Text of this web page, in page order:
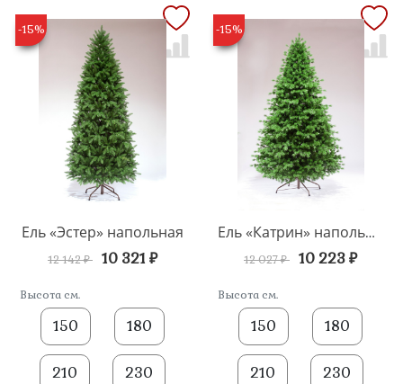
-15%
Ель «Эстер» напольная
12 142 ₽ 10 321 ₽
Высота см.
150 180
210 230
-15%
Ель «Катрин» напольная
12 027 ₽ 10 223 ₽
Высота см.
150 180
210 230